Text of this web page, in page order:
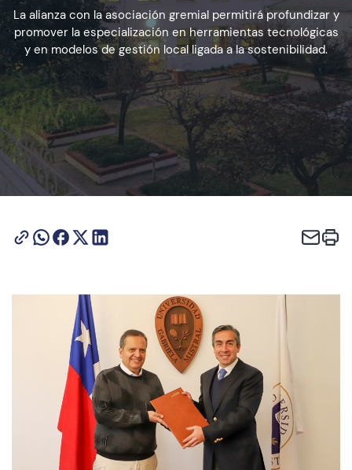
Admisión
Dirección de Desarrollo Estudiantil
Becas y Beneficios
Estudiantes
Alumni
UGM Online
Language Center
Contacto y Horarios
La alianza con la asociación gremial permitirá profundizar y
promover la especialización en herramientas tecnológicas
y en modelos de gestión local ligada a la sostenibilidad.